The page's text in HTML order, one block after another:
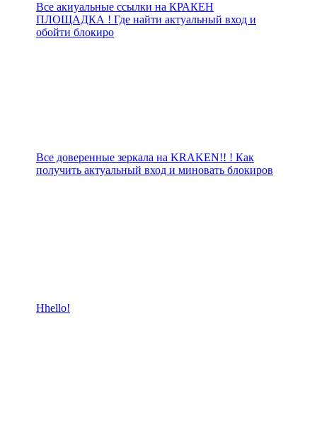
Все акиуальные ссылки на КРАКЕН
ПЛОЩАДКА ! Где найти актуальный вход и
обойти блокиро
Все доверенные зеркала на KRAKEN!! ! Как
получить актуальный вход и миновать блокиров
Hhello!